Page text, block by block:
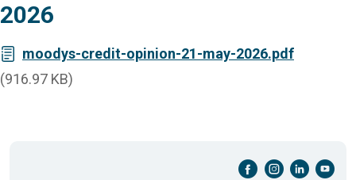
2026
moodys-credit-opinion-21-may-2026.pdf
(916.97 KB)
facebook-cirkel instagram-cirkel linkedin-cirkel youtube-cirkel